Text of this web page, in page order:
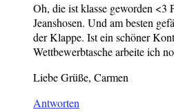
Oh, die ist klasse geworden <3
Jeanshosen. Und am besten
der Klappe. Ist ein schöner
Wettbewerbtasche arbeite ich
Liebe Grüße, Carmen
Antworten